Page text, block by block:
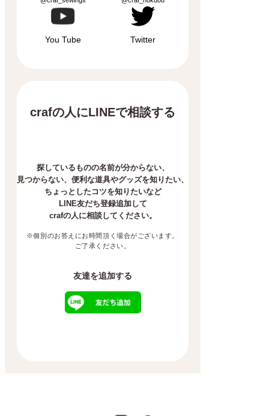
You Tube Twitter
crafの人にLINEで相談する
探しているものの名前が分からない、
見つからない、 便利な道具やグッズを知りたい、
ちょっとしたコツを知りたいなど
LINE友だち登録追加して
crafの人に相談してください。
※個別のお答えにお時間頂く場合がございます。
ご了承ください。
友達を追加する